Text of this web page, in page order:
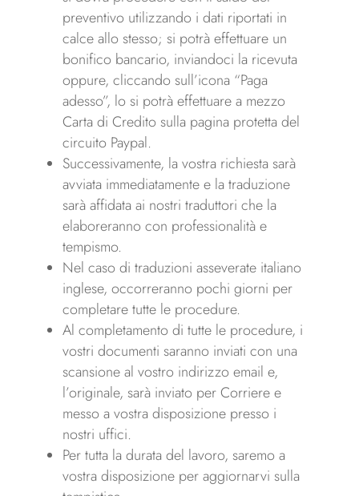
preventivo utilizzando i dati riportati in
calce allo stesso; si potrà effettuare un
bonifico bancario, inviandoci la ricevuta
oppure, cliccando sull’icona “Paga
adesso”, lo si potrà effettuare a mezzo
Carta di Credito sulla pagina protetta del
circuito Paypal.
Successivamente, la vostra richiesta sarà
avviata immediatamente e la traduzione
sarà affidata ai nostri traduttori che la
elaboreranno con professionalità e
tempismo.
Nel caso di traduzioni asseverate italiano
inglese, occorreranno pochi giorni per
completare tutte le procedure.
Al completamento di tutte le procedure, i
vostri documenti saranno inviati con una
scansione al vostro indirizzo email e,
l’originale, sarà inviato per Corriere e
messo a vostra disposizione presso i
nostri uffici.
Per tutta la durata del lavoro, saremo a
vostra disposizione per aggiornarvi sulla